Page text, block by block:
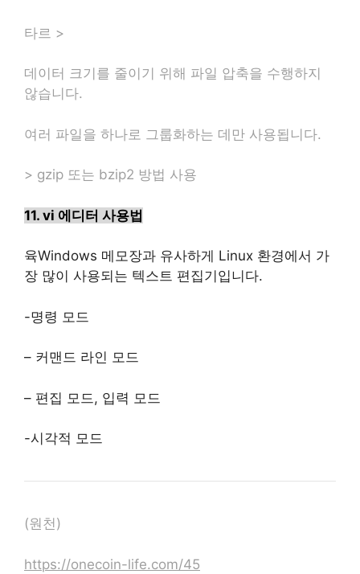
타르 >
데이터 크기를 줄이기 위해 파일 압축을 수행하지
않습니다.
여러 파일을 하나로 그룹화하는 데만 사용됩니다.
> gzip 또는 bzip2 방법 사용
11. vi 에디터 사용법
육Windows 메모장과 유사하게 Linux 환경에서 가
장 많이 사용되는 텍스트 편집기입니다.
-명령 모드
– 커맨드 라인 모드
– 편집 모드, 입력 모드
-시각적 모드
(원천)
https://onecoin-life.com/45